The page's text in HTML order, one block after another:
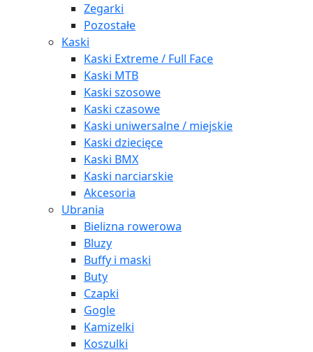
Zegarki
Pozostałe
Kaski
Kaski Extreme / Full Face
Kaski MTB
Kaski szosowe
Kaski czasowe
Kaski uniwersalne / miejskie
Kaski dziecięce
Kaski BMX
Kaski narciarskie
Akcesoria
Ubrania
Bielizna rowerowa
Bluzy
Buffy i maski
Buty
Czapki
Gogle
Kamizelki
Koszulki